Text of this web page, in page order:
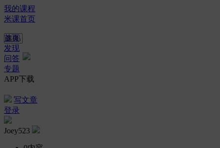
我的课程
米课首页
首页
发现
问答
专题
APP下载
写文章
登录
Joey523